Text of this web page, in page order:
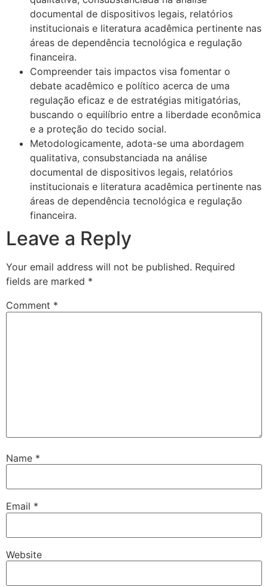
documental de dispositivos legais, relatórios
institucionais e literatura acadêmica pertinente nas
áreas de dependência tecnológica e regulação
financeira.
Compreender tais impactos visa fomentar o
debate acadêmico e político acerca de uma
regulação eficaz e de estratégias mitigatórias,
buscando o equilíbrio entre a liberdade econômica
e a proteção do tecido social.
Metodologicamente, adota-se uma abordagem
qualitativa, consubstanciada na análise
documental de dispositivos legais, relatórios
institucionais e literatura acadêmica pertinente nas
áreas de dependência tecnológica e regulação
financeira.
Leave a Reply
Your email address will not be published. Required
fields are marked *
Comment *
Name *
Email *
Website